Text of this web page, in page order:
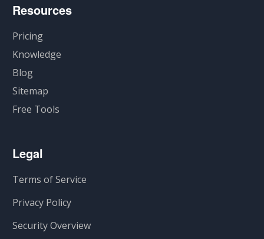
Resources
Pricing
Knowledge
Blog
Sitemap
Free Tools
Legal
Terms of Service
Privacy Policy
Security Overview